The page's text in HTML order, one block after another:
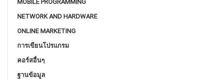
MOBILE PROGRAMMING
NETWORK AND HARDWARE
ONLINE MARKETING
การเขียนโปรแกรม
คอร์สอื่นๆ
ฐานข้อมูล